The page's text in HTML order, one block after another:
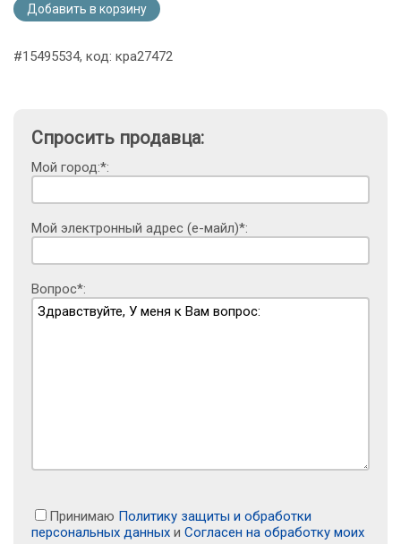
Добавить в корзину
#15495534, код: кра27472
Спросить продавца:
Мой город:*:
Мой электронный адрес (е-майл)*:
Вопрос*:
Принимаю Политику защиты и обработки
персональных данных и Согласен на обработку моих